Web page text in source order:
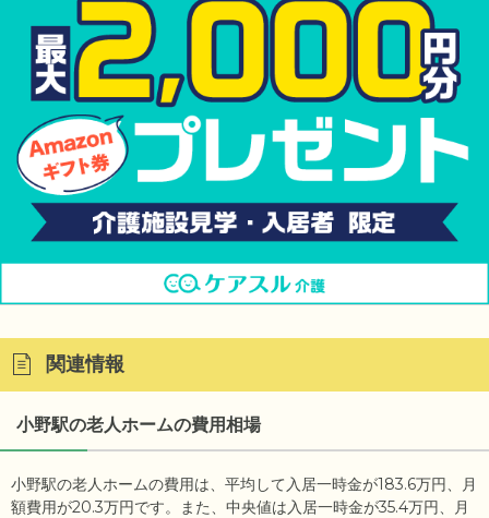
関連情報
小野駅の老人ホームの費用相場
小野駅の老人ホームの費用は、平均して入居一時金が183.6万円、月
額費用が20.3万円です。また、中央値は入居一時金が35.4万円、月